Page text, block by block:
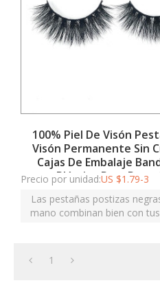
100% Piel De Visón
Visón Permanente Sin
Cajas De Embalaje
Plástico Para
Precio por unidad:US $1.79-3
Las pestañas postizas
mano combinan bien con
1